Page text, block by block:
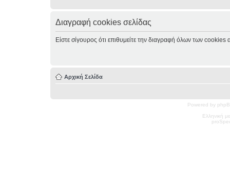
Διαγραφή cookies σελίδας
Είστε σίγουρος ότι επιθυμείτε την διαγραφή όλων των cookies
Αρχική Σελίδα
Powered by
Ελληνική
pro